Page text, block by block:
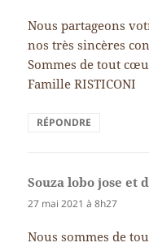
Nous partageons
nos très sincères
Sommes de tout
Famille RISTICONI
RÉPONDRE
Souza lobo jose et
27 mai 2021 à 8h27
Nous sommes de